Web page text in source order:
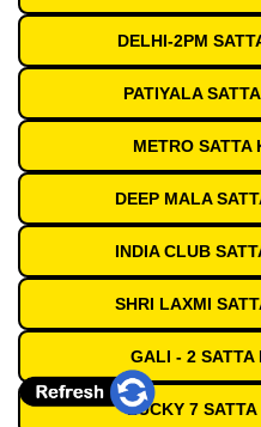
DELHI-2PM
PATIYALA
METRO SATTA
DEEP MALA
INDIA CLUB
SHRI LAXMI
GALI - 2 SATTA
LUCKY 7